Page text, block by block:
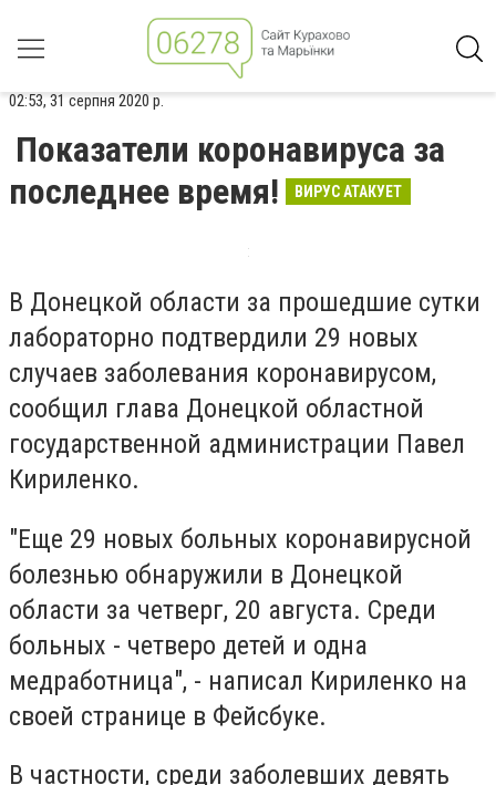
02:53, 31 серпня 2020 р.
Показатели коронавируса за
последнее время!
ВИРУС АТАКУЕТ
В Донецкой области за прошедшие сутки
лабораторно подтвердили 29 новых
случаев заболевания коронавирусом,
сообщил глава Донецкой областной
государственной администрации Павел
Кириленко.
"Еще 29 новых больных коронавирусной
болезнью обнаружили в Донецкой
области за четверг, 20 августа. Среди
больных - четверо детей и одна
медработница", - написал Кириленко на
своей странице в Фейсбуке.
В частности, среди заболевших девять